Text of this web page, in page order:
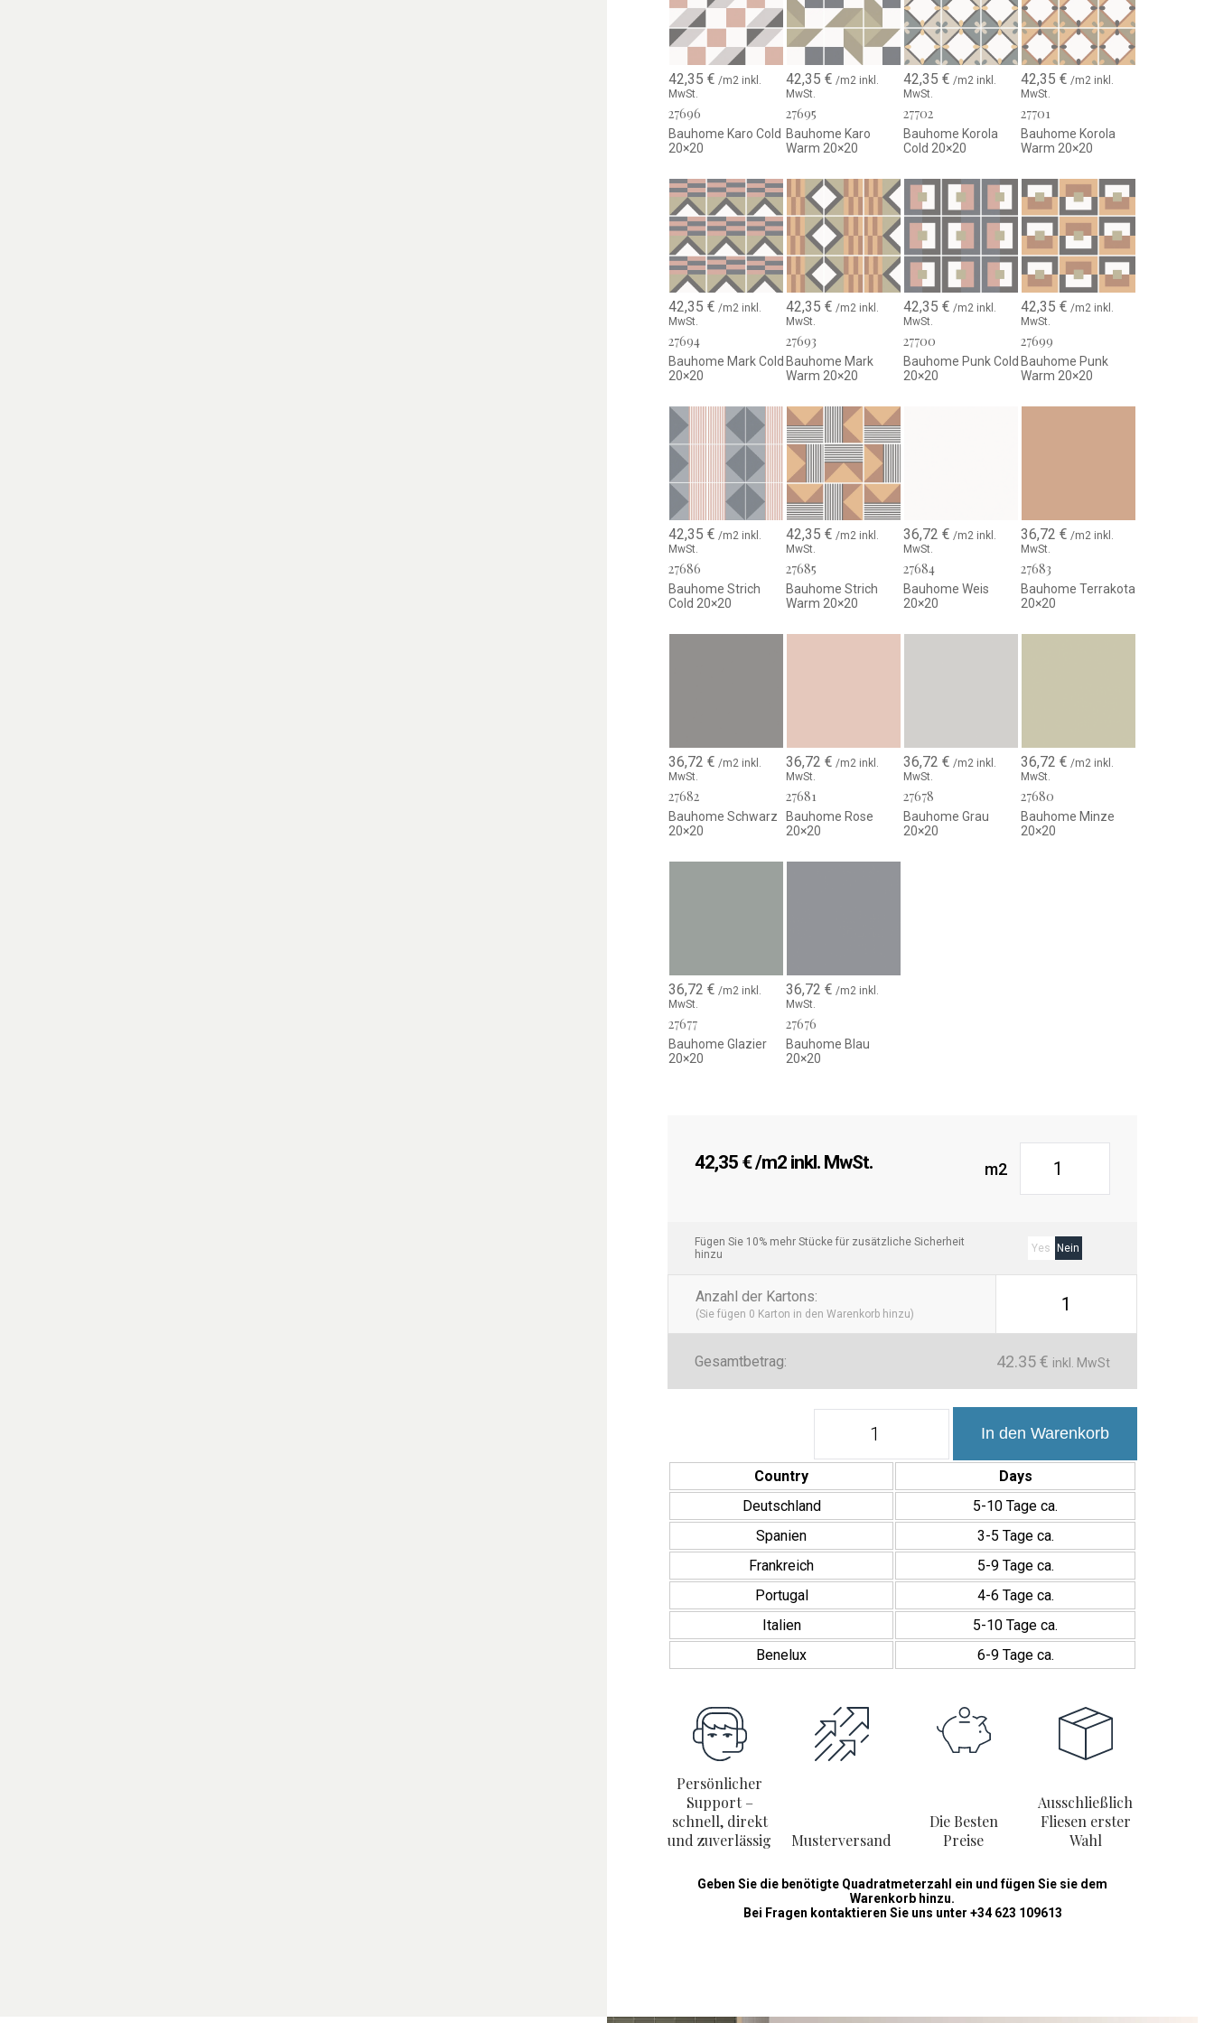
Das Format 20×20 cm
eignet sich ideal für durchgehende Verlegungen oder
dekorative Akzentflächen und verbindet modernes Design mit den Vorteilen von
Feinsteinzeug.
Dank der hochwertigen Materialqualität bleibt die Kollektion dauerhaft schön und ist
eine langlebige, vielseitige Lösung für zeitgemäße Räume.
42,35€ /m2 inkl.
MwSt.
27696
Bauhome Karo Cold
20×20
42,35€ /m2 inkl.
MwSt.
27695
Bauhome Karo
Warm 20×20
42,35€ /m2 inkl.
MwSt.
27702
Bauhome Korola
Cold 20×20
42,35€ /m2 inkl.
MwSt.
27701
Bauhome Korola
Warm 20×20
42,35€ /m2 inkl.
MwSt.
27694
Bauhome Mark Cold
20×20
42,35€ /m2 inkl.
MwSt.
27693
Bauhome Mark
Warm 20×20
42,35€ /m2 inkl.
MwSt.
27700
Bauhome Punk Cold
20×20
42,35€ /m2 inkl.
MwSt.
27699
Bauhome Punk
Warm 20×20
42,35€ /m2 inkl.
MwSt.
27686
Bauhome Strich
Cold 20×20
42,35€ /m2 inkl.
MwSt.
27685
Bauhome Strich
Warm 20×20
36,72€ /m2 inkl.
MwSt.
27684
Bauhome Weis
20×20
36,72€ /m2 inkl.
MwSt.
27683
Bauhome Terrakota
20×20
36,72€ /m2 inkl.
MwSt.
27682
Bauhome Schwarz
20×20
36,72€ /m2 inkl.
MwSt.
27681
Bauhome Rose
20×20
36,72€ /m2 inkl.
MwSt.
27678
Bauhome Grau
20×20
36,72€ /m2 inkl.
MwSt.
27680
Bauhome Minze
20×20
36,72€ /m2 inkl.
MwSt.
27677
Bauhome Glazier
20×20
36,72€ /m2 inkl.
MwSt.
27676
Bauhome Blau
20×20
42,35 €/m2 inkl. MwSt. m2
Fügen Sie 10% mehr Stücke für zusätzliche Sicherheit
hinzu
Yes Nein
Anzahl der Kartons:
(Sie fügen 0 Karton in den Warenkorb hinzu) 1
Gesamtbetrag: 42.35€ inkl. MwSt
Pavimento
Hidráulico
Moderno
In den Warenkorb
Country
Days
Deutschland
5-10 Tage ca.
Spanien
3-5 Tage ca.
Frankreich
5-9 Tage ca.
Portugal
4-6 Tage ca.
Italien
5-10 Tage ca.
Benelux
6-9 Tage ca.
Persönlicher
Support –
schnell, direkt
und zuverlässig
Musterversand
Die Besten
Preise
Ausschließlich
Fliesen erster
Wahl
Geben Sie die benötigte Quadratmeterzahl ein und fügen Sie sie dem
Warenkorb hinzu.
Bei Fragen kontaktieren Sie uns unter +34 623 109613